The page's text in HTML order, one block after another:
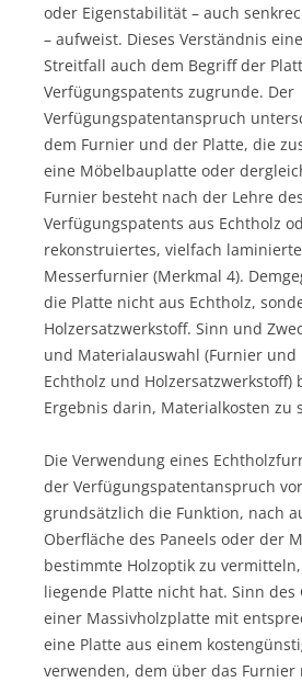
oder Eigenstabilität – auch
– aufweist. Dieses Verständnis
Streitfall auch dem Begriff der
Verfügungspatents zugrunde. Der
Verfügungspatentanspruch
dem Furnier und der Platte, die
eine Möbelbauplatte oder
Furnier besteht nach der Lehre des
Verfügungspatents aus Echtholz
rekonstruiertes, vielfach
Messerfurnier (Merkmal 4).
die Platte nicht aus Echtholz,
Holzersatzwerkstoff. Sinn und
und Materialauswahl (Furnier und
Echtholz und Holzersatzwerkstoff)
Ergebnis darin, Materialkosten zu
Die Verwendung eines
der Verfügungspatentanspruch
grundsätzlich die Funktion, nach
Oberfläche des Paneels oder der
bestimmte Holzoptik zu
liegende Platte nicht hat. Sinn des
einer Massivholzplatte mit
eine Platte aus einem
verwenden, dem über das